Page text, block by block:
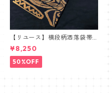
【リユース】横段柄洒落袋帯
【本袋織】
¥8,250
50%OFF